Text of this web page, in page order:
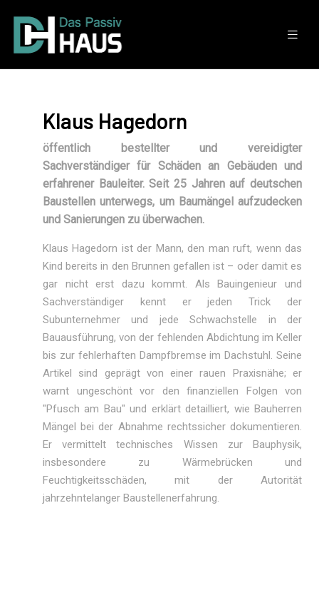
Klaus Hagedorn
öffentlich bestellter und vereidigter
Sachverständiger für Schäden an Gebäuden und
erfahrener Bauleiter. Seit 25 Jahren auf deutschen
Baustellen unterwegs, um Baumängel aufzudecken
und Sanierungen zu überwachen.
Klaus Hagedorn ist der Mann, den man ruft, wenn das
Kind bereits in den Brunnen gefallen ist – oder damit es
gar nicht erst dazu kommt. Als Bauingenieur und
Sachverständiger kennt er jeden Trick der
Subunternehmer und jede Schwachstelle in der
Bauausführung, von der fehlenden Abdichtung im Keller
bis zur fehlerhaften Dampfbremse im Dachstuhl. Seine
Artikel sind geprägt von einer rauen Praxisnähe; er
warnt ungeschönt vor den finanziellen Folgen von
"Pfusch am Bau" und erklärt detailliert, wie Bauherren
Mängel bei der Abnahme rechtssicher dokumentieren.
Er vermittelt technisches Wissen zur Bauphysik,
insbesondere zu Wärmebrücken und
Feuchtigkeitsschäden, mit der Autorität
jahrzehntelanger Baustellenerfahrung.